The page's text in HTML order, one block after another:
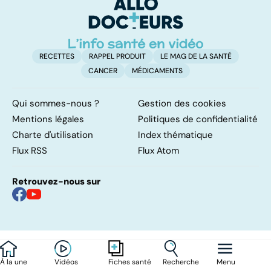
À la une Vidéos Fiches santé Recherche Menu
RECETTES RAPPEL PRODUIT
LE MAG DE LA SANTÉ
CANCER
MÉDICAMENTS
Qui sommes-nous ?
Gestion des cookies
Mentions légales
Politiques de confidentialité
Charte d'utilisation
Index thématique
Flux RSS
Flux Atom
Retrouvez-nous sur